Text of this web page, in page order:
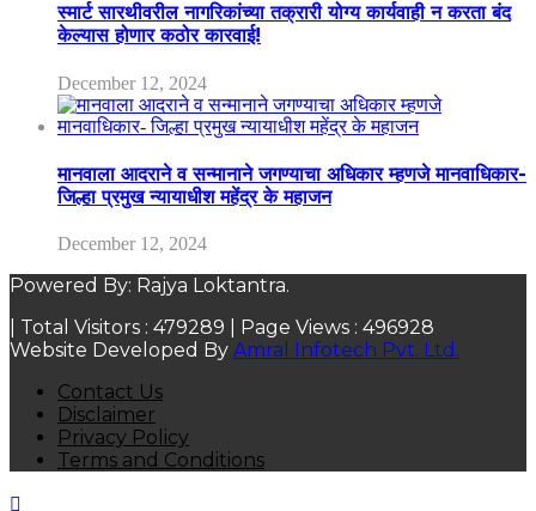
स्मार्ट सारथीवरील नागरिकांच्या तक्रारी योग्य कार्यवाही न करता बंद
केल्यास होणार कठोर कारवाई!
December 12, 2024
मानवाला आदराने व सन्मानाने जगण्याचा अधिकार म्हणजे मानवाधिकार-
जिल्हा प्रमुख न्यायाधीश महेंद्र के महाजन
December 12, 2024
Powered By: Rajya Loktantra.
| Total Visitors : 479289 | Page Views : 496928
Website Developed By Amral Infotech Pvt. Ltd.
Contact Us
Disclaimer
Privacy Policy
Terms and Conditions